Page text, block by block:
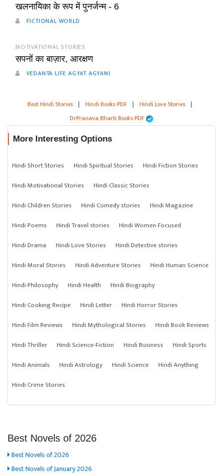
खलनायिका के रूप में पुनर्जन्म - 6
FICTIONAL WORLD
MOTIVATIONAL STORIES
सपनों का बाज़ार, आरक्षण
VEDANTA LIFE AGYAT AGYANI
Best Hindi Stories | Hindi Books PDF | Hindi Love Stories |
DrPranava Bharti Books PDF
More Interesting Options
Hindi Short Stories Hindi Spiritual Stories
Hindi Fiction Stories
Hindi Motivational Stories
Hindi Classic Stories
Hindi Children Stories
Hindi Comedy stories
Hindi Magazine
Hindi Poems
Hindi Travel stories
Hindi Women Focused
Hindi Drama
Hindi Love Stories
Hindi Detective stories
Hindi Moral Stories
Hindi Adventure Stories
Hindi Human Science
Hindi Philosophy
Hindi Health
Hindi Biography
Hindi Cooking Recipe
Hindi Letter
Hindi Horror Stories
Hindi Film Reviews
Hindi Mythological Stories
Hindi Book Reviews
Hindi Thriller
Hindi Science-Fiction Hindi Business
Hindi Sports
Hindi Animals
Hindi Astrology Hindi Science
Hindi Anything
Hindi Crime Stories
Best Novels of 2026
Best Novels of 2026
Best Novels of January 2026